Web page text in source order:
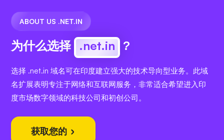
ABOUT US .NET.IN
为什么选择 .net.in ?
选择 .net.in 域名可在印度建立强大的技术导向型业务。此域
名扩展表明专注于网络和互联网服务，非常适合希望进入印
度市场数字领域的科技公司和初创公司。
获取您的